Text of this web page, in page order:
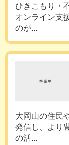
ひきこもり・
オンライン支
のが...
大岡山の住民
発信し、より
の活...